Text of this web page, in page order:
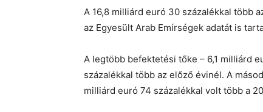
A 16,8 milliárd euró 30 százalékkal több
az Egyesült Arab Emírségek adatát is
A legtöbb befektetési tőke – 6,1 milliárd
százalékkal több az előző évinél. A
milliárd euró 74 százalékkal volt több a